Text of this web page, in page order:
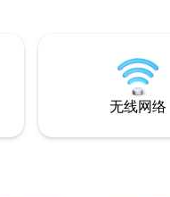
无线网络